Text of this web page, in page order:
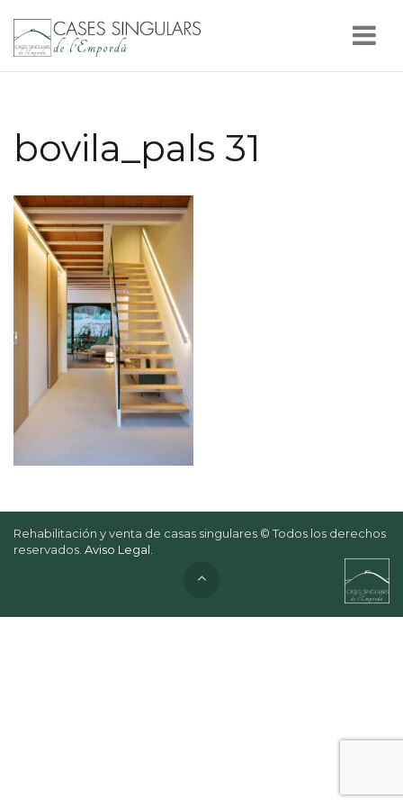
bovila_pals 31
Rehabilitación y venta de casas singulares © Todos los derechos
reservados. Aviso Legal